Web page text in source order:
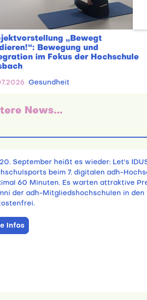
„Bewegt
Bewegung und
im Fokus der Hochschule
Gesundheit
News...
September heißt es wieder: Let's
beim 7. digitalen adh-
60 Minuten. Es warten attraktive
der adh-Mitgliedshochschulen in den
Infos